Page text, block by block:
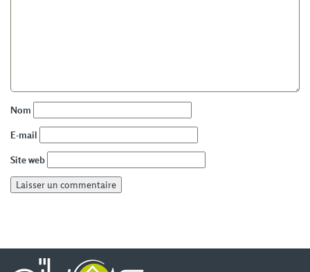
Nom
E-mail
Site web